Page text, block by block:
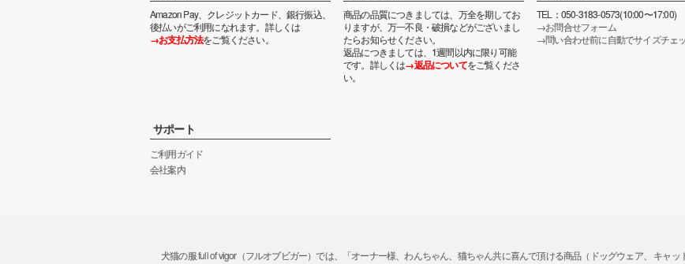
Amazon Pay、クレジットカード、銀行振込、
後払いがご利用になれます。詳しくは
→お支払方法をご覧ください。
商品の品質につきましては、万全を期してお
りますが、万一不良・破損などがございまし
たらお知らせください。
返品につきましては、1週間以内に限り可能
です。詳しくは→返品についてをご覧くださ
い。
TEL：050-3183-0573(10:00〜17:00)
→お問合せフォーム
→問い合わせ前に自動でサイズチェ
サポート
ご利用ガイド
会社案内
犬猫の服 full of vigor（フルオブビガー）では、「オーナー様、わんちゃん、猫ちゃん共に喜んで頂ける商品（ドッグウェア、 キャ